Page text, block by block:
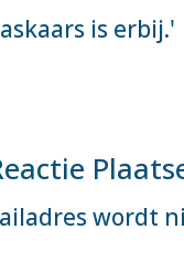
is erbij.'
wordt